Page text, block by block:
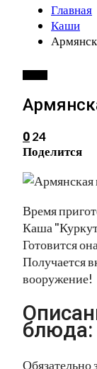
Главная
Каши
0 24
Поделится
Время
Каша
Готовится
Получается
вооружение!
блюда:
Обязательно